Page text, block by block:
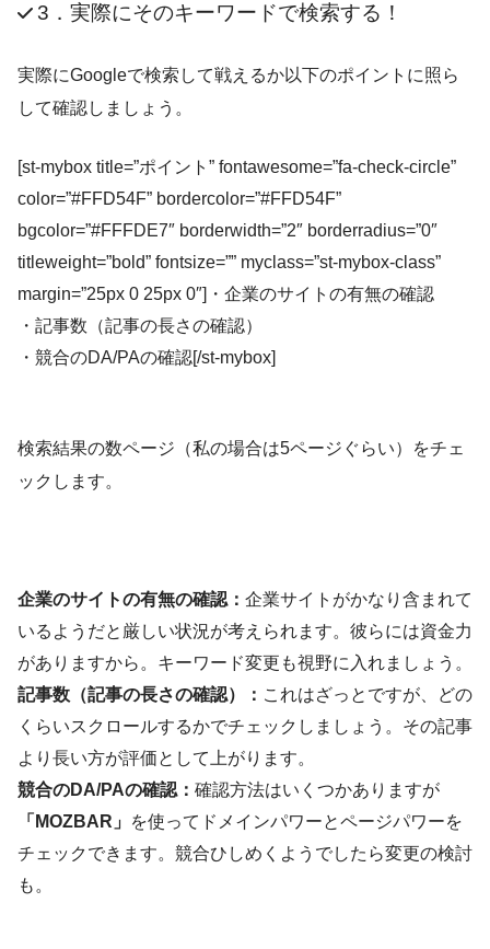
3．実際にそのキーワードで検索する！
実際にGoogleで検索して戦えるか以下のポイントに照ら
して確認しましょう。
[st-mybox title=”ポイント” fontawesome=”fa-check-circle”
color=”#FFD54F” bordercolor=”#FFD54F”
bgcolor=”#FFFDE7″ borderwidth=”2″ borderradius=”0″
titleweight=”bold” fontsize=”” myclass=”st-mybox-class”
margin=”25px 0 25px 0″]・企業のサイトの有無の確認
・記事数（記事の長さの確認）
・競合のDA/PAの確認[/st-mybox]
検索結果の数ページ（私の場合は5ページぐらい）をチェ
ックします。
企業のサイトの有無の確認： 企業サイトがかなり含まれて
いるようだと厳しい状況が考えられます。彼らには資金力
がありますから。キーワード変更も視野に入れましょう。
記事数（記事の長さの確認）： これはざっとですが、どの
くらいスクロールするかでチェックしましょう。その記事
より長い方が評価として上がります。
競合のDA/PAの確認： 確認方法はいくつかありますが
「MOZBAR」 を使ってドメインパワーとページパワーを
チェックできます。競合ひしめくようでしたら変更の検討
も。